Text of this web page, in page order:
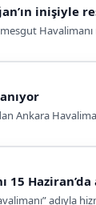
inişiyle
Ankara
Haziran’da
adıyla